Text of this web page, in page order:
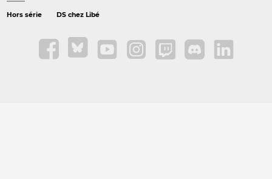
Hors série DS chez Libé